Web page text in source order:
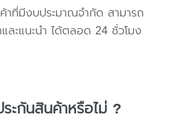
าที่มีงบประมาณจำกัด สามารถ
ละแนะนำ ได้ตลอด 24 ชั่วโมง
ะกันสินค้าหรือไม่ ?